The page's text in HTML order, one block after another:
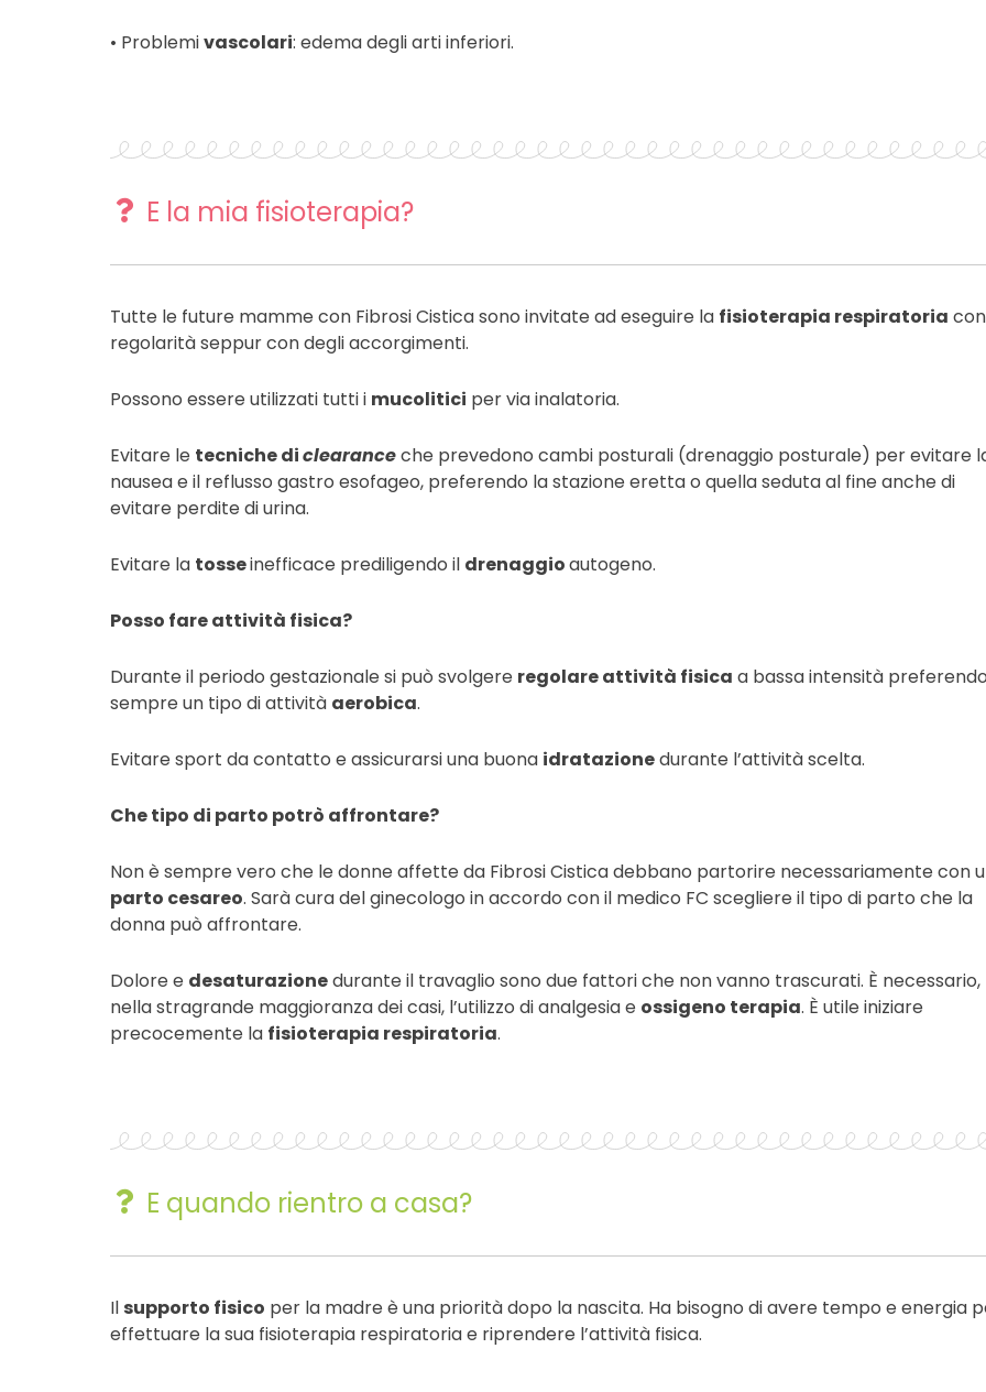
• Problemivascolari: edema degli arti inferiori.
E la mia fisioterapia?
Tutte le future mamme con Fibrosi Cistica sono invitate ad eseguire la fisioterapia respiratoria con
regolarità seppur con degli accorgimenti.
Possono essere utilizzati tutti i mucolitici per via inalatoria.
Evitare le tecniche diclearanceche prevedono cambi posturali (drenaggio posturale) per evitare
nausea e il reflusso gastro esofageo, preferendo la stazione eretta o quella seduta al fine anche di
evitare perdite di urina.
Evitare la tosseinefficace prediligendo il drenaggioautogeno.
Posso fare attività fisica?
Durante il periodo gestazionale si può svolgere regolare attività fisica a bassa intensità
sempre un tipo di attività aerobica.
Evitare sport da contatto e assicurarsi una buona idratazionedurante l’attività scelta.
Che tipo di parto potrò affrontare?
Non è sempre vero che le donne affette da Fibrosi Cistica debbano partorire necessariamente con
parto cesareo. Sarà cura del ginecologo in accordo con il medico FC scegliere il tipo di parto che la
donna può affrontare.
Dolore e desaturazionedurante il travaglio sono due fattori che non vanno trascurati. È necessario,
nella stragrande maggioranza dei casi, l’utilizzo di analgesia e ossigeno terapia. È utile iniziare
precocemente la fisioterapia respiratoria.
E quando rientro a casa?
Il supporto fisico per la madre è una priorità dopo la nascita. Ha bisogno di avere tempo e energia
effettuare la sua fisioterapia respiratoria e riprendere l’attività fisica.